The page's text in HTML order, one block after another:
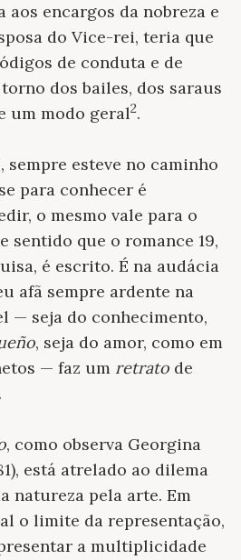
aos encargos da nobreza e
do Vice-rei, teria que
de conduta e de
dos bailes, dos saraus
um modo geral2.
sempre esteve no caminho
para conhecer é
o mesmo vale para o
sentido que o romance 19,
é escrito. É na audácia
afã sempre ardente na
— seja do conhecimento,
, seja do amor, como em
— faz um retrato de
, como observa Georgina
está atrelado ao dilema
natureza pela arte. Em
o limite da representação,
a multiplicidade